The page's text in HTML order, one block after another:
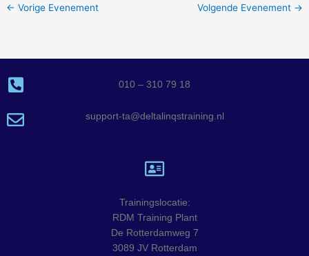
← Vorige Evenement Volgende Evenement →
010 – 310 79 18
support-ta@deltalinqstraining.nl
Trainingslocatie:
RDM Training Plant
De Rotterdamweg 7
3089 JV Rotterdam